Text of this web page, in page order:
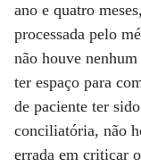
ano e quatro
processada pelo
não houve
ter espaço para
de paciente ter
conciliatória, não
errada em criticar